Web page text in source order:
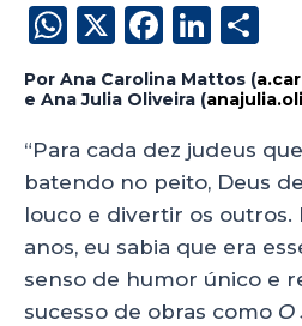
W
h
a
ts
A
p
p
X
F
a
c
e
b
o
o
k
Li
n
k
e
dI
n
h
a
re
Por Ana Carolina Mattos (
e Ana Julia Oliveira (
“Para cada dez judeus
batendo no peito, Deus
louco e divertir os outros.
anos, eu sabia que era
senso de humor único e
sucesso de obras como O